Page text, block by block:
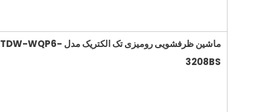
ماشین ظرفشویی رومیزی تک الکتریک مدل TDW-WQP6-
3208BS